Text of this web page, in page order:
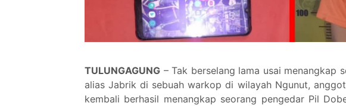
TULUNGAGUNG – Tak berselang lama usai menangkap
alias Jabrik di sebuah warkop di wilayah Ngunut,
kembali berhasil menangkap seorang pengedar Pil